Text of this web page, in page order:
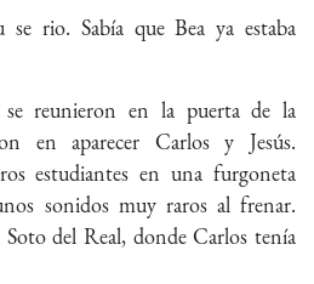
rio. Sabía que Bea ya estaba
reunieron en la puerta de la
en aparecer Carlos y Jesús.
estudiantes en una furgoneta
sonidos muy raros al frenar.
del Real, donde Carlos tenía